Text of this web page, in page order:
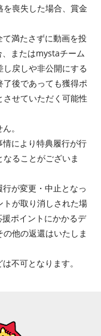
喪失した場合、賞金
満たさずに動画を投
またはmystaチーム
戻しや非公開にする
後であっても獲得ポ
せていただく可能性
。
により特典履行が行
ることがございま
が変更・中止となっ
トが取り消しされた場
ポイントにかかるデ
他の返還はいたしま
不可となります。